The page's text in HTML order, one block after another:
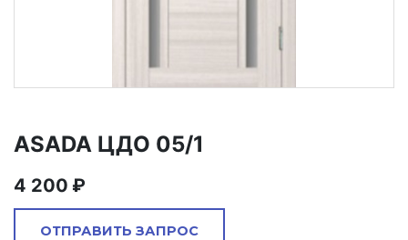
ASADA ЦДО 05/1
4 200
ОТПРАВИТЬ ЗАПРОС